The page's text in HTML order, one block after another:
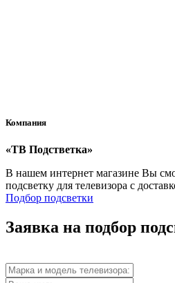
Компания
«ТВ Подстветка»
В нашем интернет магазине Вы
подсветку для телевизора с
Подбор подсветки
Заявка на подбор